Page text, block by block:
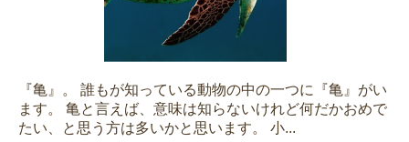
『亀』。 誰もが知っている動物の中の一つに『亀』がい
ます。 亀と言えば、意味は知らないけれど何だかおめで
たい、と思う方は多いかと思います。 小...